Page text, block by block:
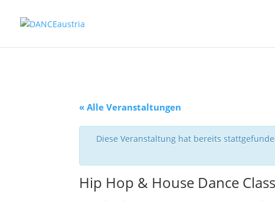
« Alle Veranstaltungen
Diese Veranstaltung hat bereits
Hip Hop & House Dance